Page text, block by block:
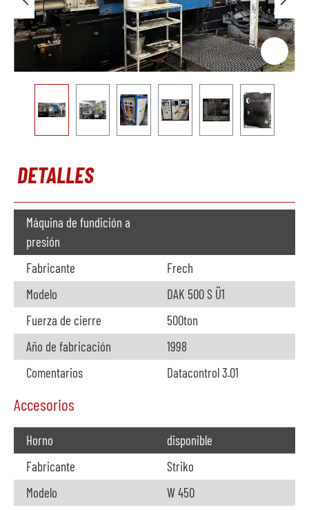
DETALLES
Máquina de fundición a
presión
Fabricante
Frech
Modelo
DAK 500 S Ü1
Fuerza de cierre
500ton
Año de fabricación
1998
Comentarios
Datacontrol 3.01
Accesorios
Horno
disponible
Fabricante
Striko
Modelo
W 450